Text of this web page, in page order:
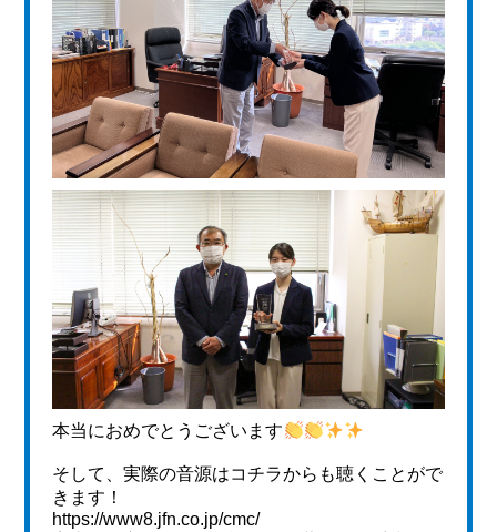
本当におめでとうございます
そして、実際の音源はコチラからも聴くことがで
きます！
https://www8.jfn.co.jp/cmc/